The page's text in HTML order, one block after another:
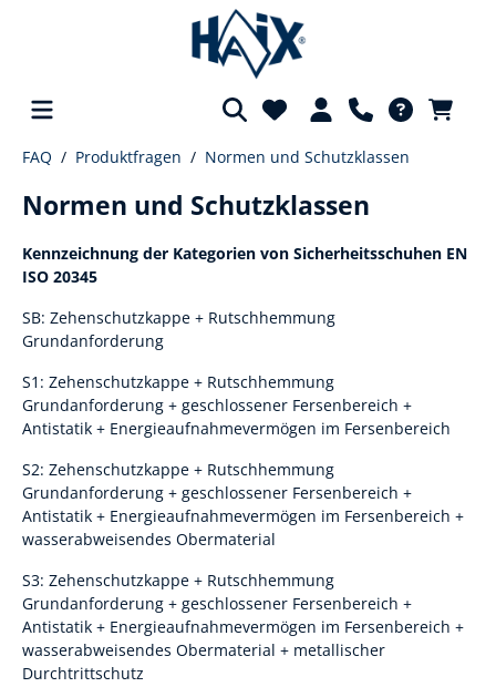
springen
FAQ Produktfragen Normen und Schutzklassen
Normen und Schutzklassen
Kennzeichnung der Kategorien von Sicherheitsschuhen EN
ISO 20345
SB: Zehenschutzkappe + Rutschhemmung
Grundanforderung
S1: Zehenschutzkappe + Rutschhemmung
Grundanforderung + geschlossener Fersenbereich +
Antistatik + Energieaufnahmevermögen im Fersenbereich
S2: Zehenschutzkappe + Rutschhemmung
Grundanforderung + geschlossener Fersenbereich +
Antistatik + Energieaufnahmevermögen im Fersenbereich +
wasserabweisendes Obermaterial
S3: Zehenschutzkappe + Rutschhemmung
Grundanforderung + geschlossener Fersenbereich +
Antistatik + Energieaufnahmevermögen im Fersenbereich +
wasserabweisendes Obermaterial + metallischer
Durchtrittschutz